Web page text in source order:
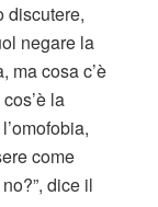
discutere,
negare la
ma cosa c’è
la
come
dice il